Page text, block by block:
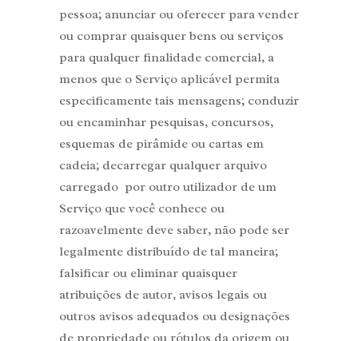
pessoa; anunciar ou oferecer para vender
ou comprar quaisquer bens ou serviços
para qualquer finalidade comercial, a
menos que o Serviço aplicável permita
especificamente tais mensagens; conduzir
ou encaminhar pesquisas, concursos,
esquemas de pirâmide ou cartas em
cadeia; decarregar qualquer arquivo
carregado por outro utilizador de um
Serviço que você conhece ou
razoavelmente deve saber, não pode ser
legalmente distribuído de tal maneira;
falsificar ou eliminar quaisquer
atribuições de autor, avisos legais ou
outros avisos adequados ou designações